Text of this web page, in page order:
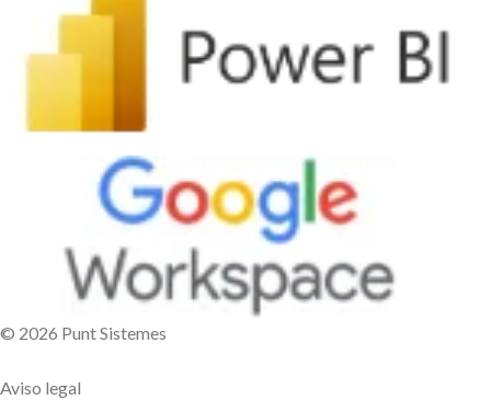
© 2026 Punt Sistemes
Aviso legal